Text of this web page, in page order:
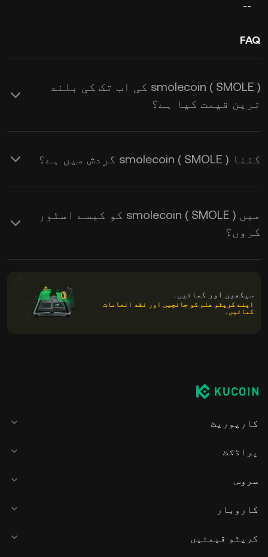
--
FAQ
smolecoin ( SMOLE ) کی اب تک کی بلند
ترین قیمت کیا ہے؟
کتنا smolecoin ( SMOLE ) گردش میں ہے؟
میں smolecoin ( SMOLE ) کو کیسے اسٹور
کروں؟
سیکھیں اور کمائیں۔
اپنے کرپٹو علم کو جانچیں اور نقد انعامات
کمائیں۔
کارپوریٹ
پراڈکٹ
سروس
کاروبار
کرپٹو قیمتیں